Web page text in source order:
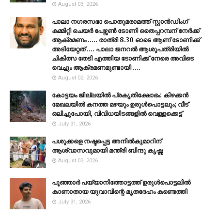
August 03, 2026
പാലാ നഗരസഭാ പൊതുമരാമത്ത് സ്റ്റാൻഡിംഗ്
കമ്മിറ്റി ചെയർ പേഴ്സൺ ടോണി തൈപ്പറമ്പന് നേർക്ക്
ആക്രമണം ..... രാത്രി 8.30 ഓടെ ആണ് ടോണിക്ക്
അടിയേറ്റത് .... പാലാ ജനറൽ ആശുപത്രിയിൽ
ചികിത്സ തേടി എത്തിയ ടോണിക്ക് നേരെ അവിടെ
വെച്ചും ആക്രമണമുണ്ടായി ....
August 02, 2026
കോട്ടയം ജില്ലയില്‍ പ്രകൃതിക്ഷോഭം: കിഴക്കന്‍
മേഖലയില്‍ കനത്ത മഴയും ഉരുള്‍പൊട്ടലും; വീട്
ഒലിച്ചുപോയി, വിവിധയിടങ്ങളില്‍ വെള്ളക്കെട്ട്
July 31, 2026
പശുക്കളെ നഷ്ടപ്പെട്ട അനിൽകുമാറിന്
ആശ്വാസവുമായി മന്ത്രി ബിന്ദു കൃഷ്ണ
August 03, 2026
പൂഞ്ഞാര്‍ പയ്യാനിത്തോട്ടത്ത് ഉരുള്‍പൊട്ടലില്‍
കാണാതായ യുവാവിന്റെ മൃതദേഹം കണ്ടെത്തി
July 31, 2026